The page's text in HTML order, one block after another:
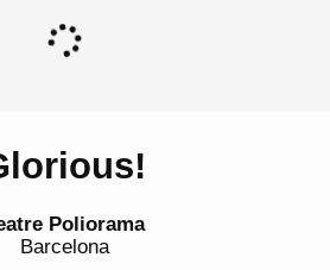
Poliorama
Barcelona